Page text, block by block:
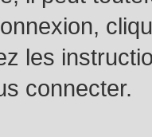
les
connecter.